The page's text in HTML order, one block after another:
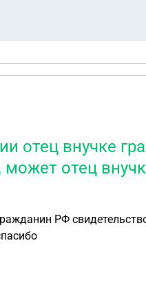
отец внучке
может отец
брак , может отец внучки